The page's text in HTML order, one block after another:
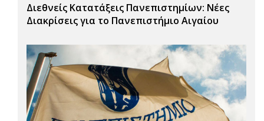
Διεθνείς Κατατάξεις Πανεπιστημίων: Νέες
Διακρίσεις για το Πανεπιστήμιο Αιγαίου